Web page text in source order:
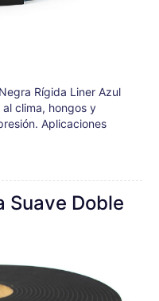
Rígida Liner Azul
clima, hongos y
Aplicaciones
Suave Doble